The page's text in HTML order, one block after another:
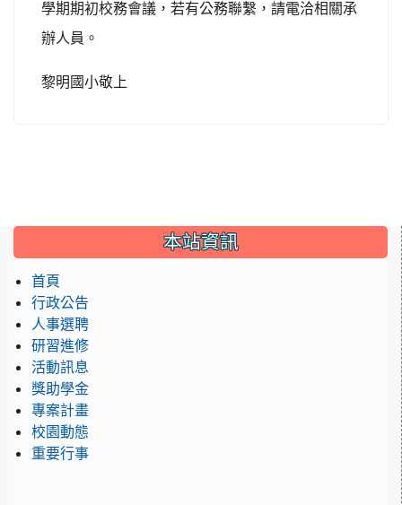
學期期初校務會議，若有公務聯繫，請電洽相關承
辦人員。
黎明國小敬上
::: 本站資訊
首頁
行政公告
人事選聘
研習進修
活動訊息
獎助學金
專案計畫
校園動態
重要行事